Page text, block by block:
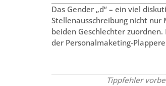
Das Gender „d“ – ein viel
Stellenausschreibung nicht nur
beiden Geschlechter
der Personalmaketing-
Tippfehler